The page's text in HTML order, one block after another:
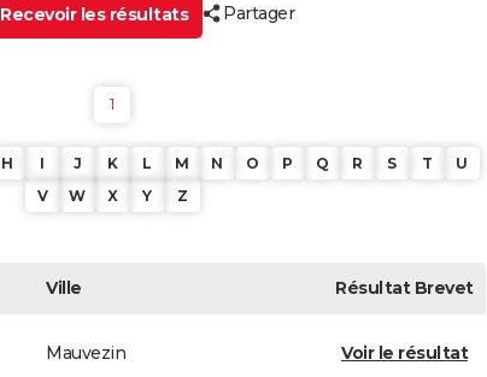
Recevoir les résultats Partager
1
H I J K L M N O P Q R S T
U
V
W X Y Z
Ville RésultatBrevet
Mauvezin Voir le résultat